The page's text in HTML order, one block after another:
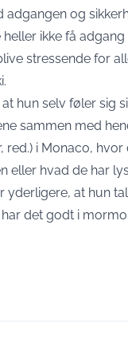
og
ikke få adgang
stressende for
hun selv føler sig
sammen med
red.) i Monaco, hvor
eller hvad de har
yderligere, at hun
det godt i